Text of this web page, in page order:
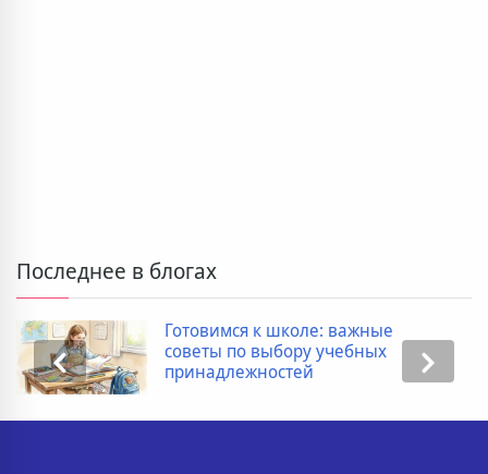
Последнее в блогах
Дополнительные расходы при
покупке новостройки: полный
список